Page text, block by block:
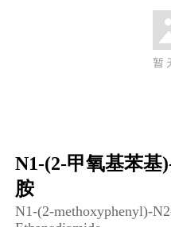
N1-(2-甲氧基苯基
胺
N1-​(2-​methoxyphenyl)​-​